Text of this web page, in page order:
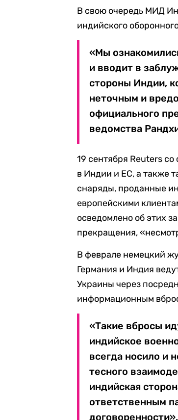
В свою очередь МИД
индийского
«Мы
и вводит в
стороны Индии,
неточным и
официального
ведомства
19 сентября Reuters
в Индии и ЕС, а также
снаряды, проданные
европейскими
осведомлено об этих
прекращения,
В феврале немецкий
Германия и Индия
Украины через
информационным
«Такие вбросы
индийское
всегда носило и
тесного
индийская
ответственным